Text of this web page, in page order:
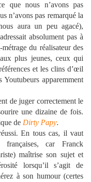
que nous n’avons pas
n’avons pas remarqué la
aura un peu agacé),
absolument pas à
du réalisateur des
plus jeunes, ceux qui
et les clins d’œil
apparemment
de juger correctement le
une dizaine de fois.
de Dirty Papy.
En tous cas, il vaut
car Franck
maîtrise son sujet et
lorsqu’il s’agit de
à son humour (certes